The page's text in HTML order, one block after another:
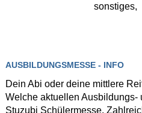
sonstiges,
AUSBILDUNGSMESSE - INFO
Dein Abi oder deine mittlere
Welche aktuellen Ausbildungs-
Stuzubi Schülermesse.